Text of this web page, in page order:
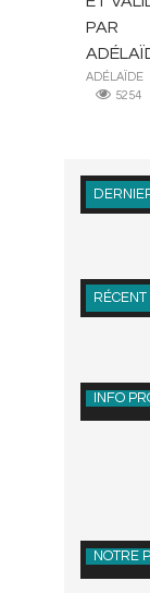
PAR
ADÉLAÏDE
5254
RÉCENT
INFO
NOTRE